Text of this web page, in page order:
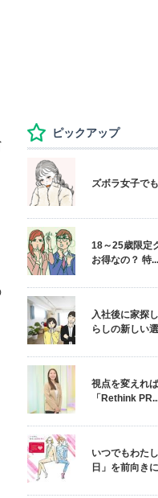
ピックアップ
ズボラ女子で
18～25歳限定
お得なの？ 特...
入社後に家探
らしの新しい
視点を変えれ
「Rethink
いつでもわた
日」を前向き